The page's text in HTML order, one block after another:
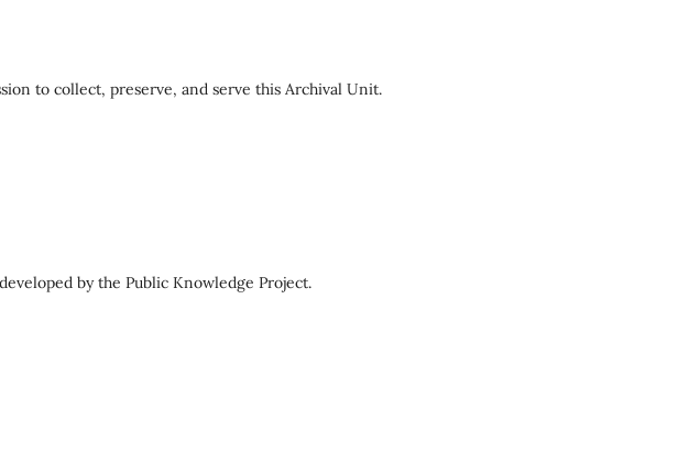
to collect, preserve, and serve this Archival Unit.
by the Public Knowledge Project.